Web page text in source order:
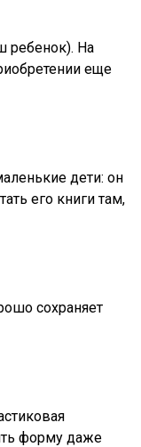
ребенок). На
еще
дети: он
его книги там,
сохраняет
форму даже